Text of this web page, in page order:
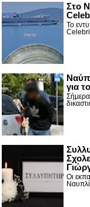
Στο
Το
για
Οι